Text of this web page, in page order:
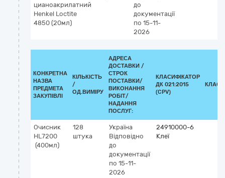
цианоакрилатний
Henkel Loctite
4850 (20мл)
до
документації
по 15-11-
2026
КОНКРЕТНА
НАЗВА
ПРЕДМЕТА
ЗАКУПІВЛІ
КІЛЬКІСТЬ
/
ОД.ВИМІРУ
АДРЕСА
ДОСТАВКИ /
СТРОК
ПОСТАВКИ/
ВИКОНАННЯ
РОБІТ/
НАДАННЯ
ПОСЛУГ:
КЛАСИФІКАТОР
ДК 021:2015
(CPV)
Очисник
HL7200
(400мл)
128
штука
Україна
Відповідно
до
документації
по 15-11-
2026
24910000-6
Клеї